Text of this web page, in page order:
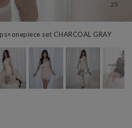
set CHARCOAL GRAY
25